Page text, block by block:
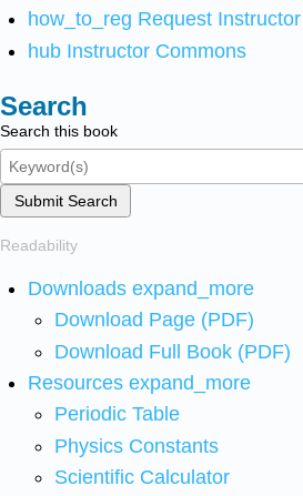
how_to_reg Request
hub Instructor Commons
Search
Search this book
Submit Search
Readability
Downloads expand_more
Download Page (PDF)
Download Full Book (PDF)
Resources expand_more
Periodic Table
Physics Constants
Scientific Calculator